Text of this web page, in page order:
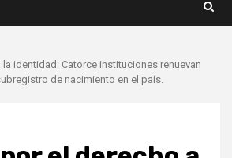
identidad: Catorce instituciones renuevan
de nacimiento en el país.